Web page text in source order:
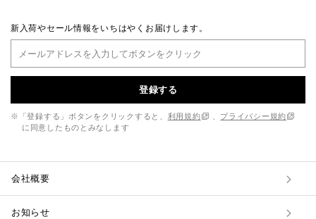
新入荷やセール情報をいちはやくお届けします。
登録する
※「登録する」ボタンをクリックすると、 利用規約
プライバシー規約
に同意したものとみなします
会社概要
お知らせ